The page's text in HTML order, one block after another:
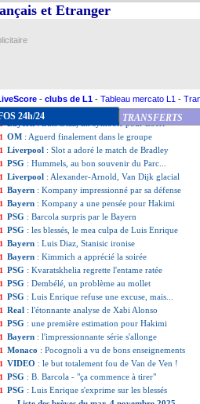
et Etranger
- clubs de L1 - Tableau mercato L1 -
24h/24 TRANSFERTS
Arsenal: un record de 122 ans battu
Genoa: De Rossi arrive sur le banc
Ita.: l'Inter et Milan rachètent San Siro
Maroc: Hakimi, la presse s'inquiète
Liverpool: Alexander-Arnold, Carragher répond
: Luis Diaz, un symbole pour Eberl
OM : Aguerd finalement dans le groupe
Liverpool : Slot a adoré le match de Bradley
PSG : Hummels, au bon souvenir du Parc...
Liverpool : Alexander-Arnold, Van Dijk glacial
Bayern : Kompany impressionné par sa défense
Bayern : Kompany a une pensée pour Hakimi
PSG : Barcola surpris par le Bayern
PSG : les blessés, le mea culpa de Luis Enrique
Bayern : Luis Diaz, Stanisic ironise
Bayern : Kimmich a apprécié la soirée
PSG : Kvaratskhelia regrette l'entame ratée
PSG : Dembélé, un problème au mollet
PSG : Luis Enrique refuse une excuse, mais...
Real : l'étonnante analyse de Xabi Alonso
PSG : une première estimation pour Hakimi
Bayern : l'impressionnante série s'allonge
Monaco : Pocognoli a vu de bons enseignements
VIDEO : le but totalement fou de Van de Ven !
PSG : B. Barcola - "ça commence à tirer"
PSG : Luis Enrique s'exprime sur les blessés